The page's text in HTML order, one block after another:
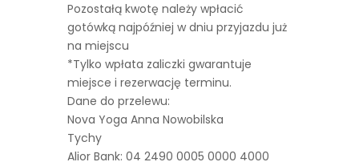
Pozostałą kwotę należy wpłacić
gotówką najpóźniej w dniu przyjazdu już
na miejscu
*Tylko wpłata zaliczki gwarantuje
miejsce i rezerwację terminu.
Dane do przelewu:
Nova Yoga Anna Nowobilska
Tychy
Alior Bank: 04 2490 0005 0000 4000